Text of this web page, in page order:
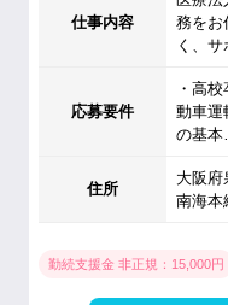
仕事内容
務をお
く、
応募要件
・高
動車運
の基
住所
大阪府
南海
勤続支援金 非正規：15,000円